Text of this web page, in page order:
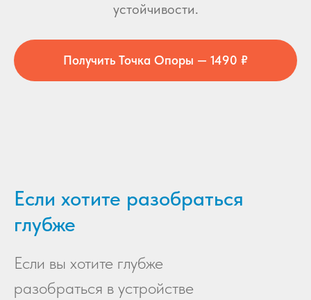
устойчивости.
Получить Точка Опоры — 1490 ₽
Если хотите разобраться
глубже
Если вы хотите глубже
разобраться в устройстве